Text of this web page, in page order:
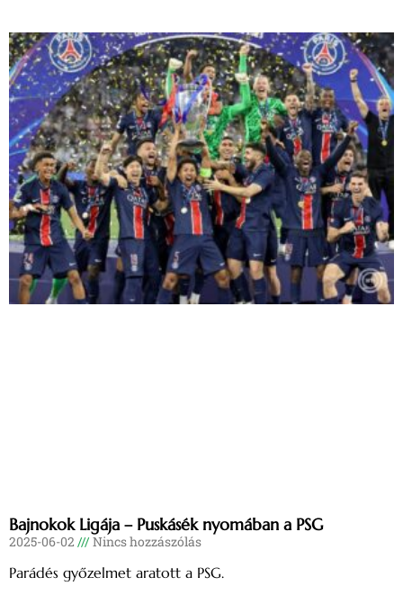
Bajnokok Ligája – Puskásék nyomában a PSG
2025-06-02 Nincs hozzászólás
Parádés győzelmet aratott a PSG.